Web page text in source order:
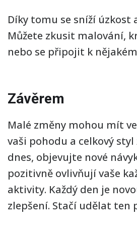
Díky tomu se sníží úzkost
Můžete zkusit malování,
nebo se připojit k
Závěrem
Malé změny mohou mít
vaši pohodu a celkový styl
dnes, objevujte nové
pozitivně ovlivňují vaše
aktivity. Každý den je
zlepšení. Stačí udělat ten